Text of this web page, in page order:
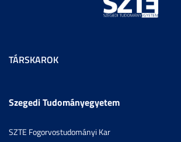
TÁRSKAROK
Szegedi Tudományegyetem
SZTE Fogorvostudományi Kar